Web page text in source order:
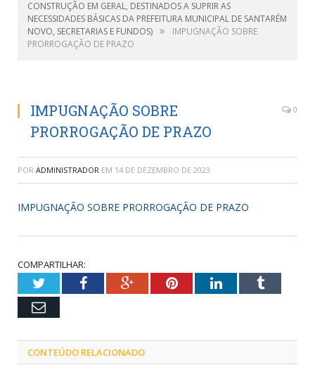
CONSTRUÇÃO EM GERAL, DESTINADOS A SUPRIR AS
NECESSIDADES BÁSICAS DA PREFEITURA MUNICIPAL DE SANTARÉM
NOVO, SECRETARIAS E FUNDOS) »
IMPUGNAÇÃO SOBRE
PRORROGAÇÃO DE PRAZO
IMPUGNAÇÃO SOBRE
PRORROGAÇÃO DE PRAZO
0
POR ADMINISTRADOR EM 14 DE DEZEMBRO DE 2023
IMPUGNAÇÃO SOBRE PRORROGAÇÃO DE PRAZO
COMPARTILHAR:
TwitterFacebookGoogle+PinterestLinkedInTumblr
Email
CONTEÚDO RELACIONADO